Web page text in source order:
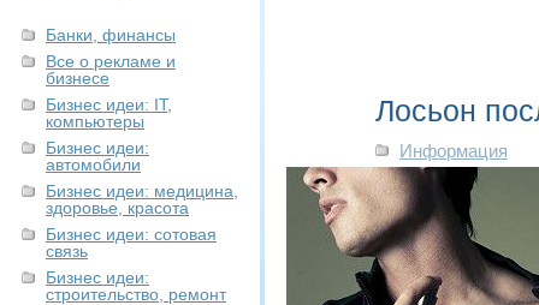
Банки, финансы
Все о рекламе и
бизнесе
Бизнес идеи: IT,
компьютеры
Бизнес идеи:
автомобили
Бизнес идеи: медицина,
здоровье, красота
Бизнес идеи: сотовая
связь
Бизнес идеи:
строительство, ремонт
Лосьон
Информация